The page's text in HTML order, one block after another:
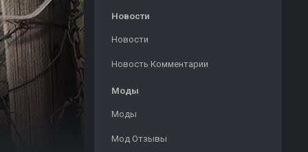
Новости
Новости
Новость Комментарии
Моды
Моды
Мод Отзывы